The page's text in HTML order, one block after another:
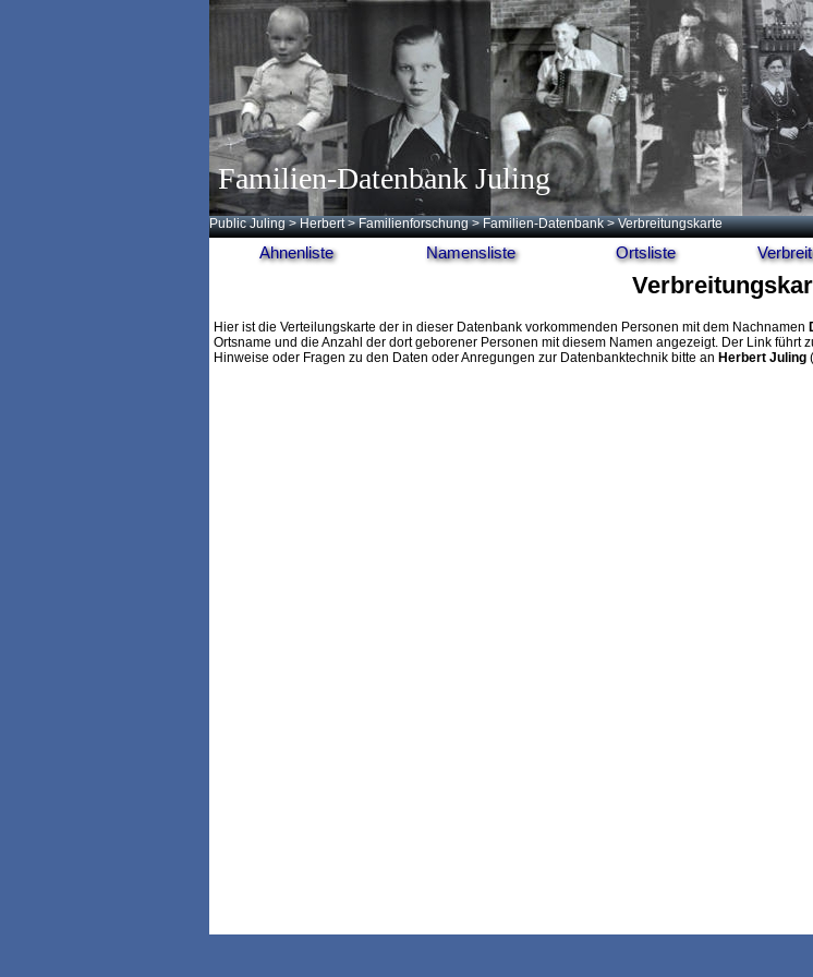
Familien-Datenbank Juling
Public Juling >Herbert >Familienforschung >Familien-Datenbank > Verbreitungskarte
Ahnenliste Namensliste Ortsliste
Hier ist die Verteilungskarte der in dieser Datenbank vorkommenden Personen mit dem Nachnamen
Ortsname und die Anzahl der dort geborener Personen mit diesem Namen angezeigt. Der Link führt
Hinweise oder Fragen zu den Daten oder Anregungen zur Datenbanktechnik bitte an Herbert Juling (